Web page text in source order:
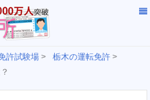
許試験場 > 栃木の運転免許 >